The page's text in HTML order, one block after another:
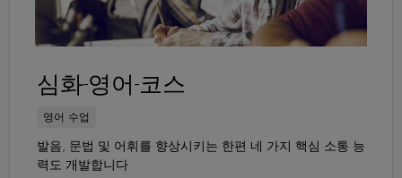
심화-영어-코스
영어 수업
발음, 문법 및 어휘를 향상시키는 한편 네 가지 핵심 소통 능
력도 개발합니다